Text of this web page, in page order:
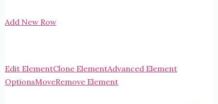
Add New Row
Edit ElementClone ElementAdvanced Element
OptionsMoveRemove Element